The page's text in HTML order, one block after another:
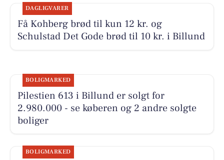
DAGLIGVARER
Få Kohberg brød til kun 12 kr. og
Schulstad Det Gode brød til 10 kr. i Billund
BOLIGMARKED
Pilestien 613 i Billund er solgt for
2.980.000 - se køberen og 2 andre solgte
boliger
BOLIGMARKED